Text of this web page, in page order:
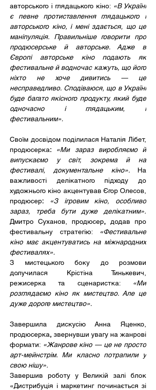
авторського і глядацького кіно: «В Україні
є певне протиставлення глядацького і
авторського кіно, і мені здається, що це
маніпуляція. Правильніше говорити про
продюсерське й авторське. Адже в
Європі авторське кіно подають як
фестивальне й водночас кажуть, що його
ніхто не хоче дивитись — це
несправедливо. Сподіваюся, що в Україні
буде багато якісного продукту, який буде
одночасно і глядацьким, і
фестивальним».
Своїм досвідом поділилася Наталія Лібет,
продюсерка:
«Ми зараз виробляємо й
випускаємо у світ, зокрема й на
фестивалі, документальне кіно». На
важливості делікатного підходу до
художнього кіно акцентував Єгор Олесов,
продюсер:
«З ігровим кіно, особливо
Дмитро Суханов, продюсер, додав про
фестивальну стратегію:
«Фестивальне
кіно має акцентуватись на міжнародних
фестивалях».
З мистецького боку до розмови
долучилася Крістіна Тинькевич,
режисерка та сценаристка:
«Ми
розглядаємо кіно як мистецтво. Але це
дуже дороге мистецтво».
Завершила дискусію Анна Яценко,
продюсерка, звернувши увагу на жанрові
формати: «Жанрове кіно — це не просто
арт-мейнстрім. Ми класно потрапили у
свою нішу».
Завершив роботу у Великій залі блок
«Дистрибуція і маркетинг починається зі